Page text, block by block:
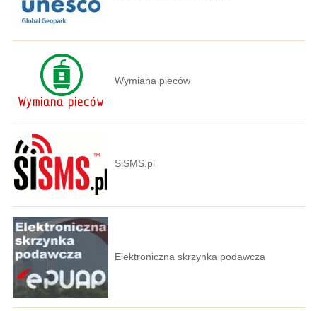
Wymiana pieców
SiSMS.pl
Elektroniczna skrzynka podawcza